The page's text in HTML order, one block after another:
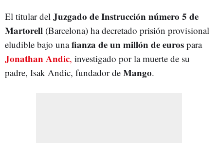
El titular del Juzgado de Instrucción número 5 de
Martorell (Barcelona) ha decretado prisión provisional
eludible bajo unafianza de un millón de euros para
Jonathan Andic, investigado por la muerte de su
padre, Isak Andic, fundador de Mango.